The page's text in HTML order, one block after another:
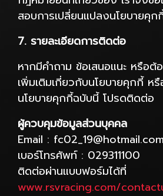
สอบการเปลี่ยนแปลงนโยบายคุก
7. รายละเอียดการติดต่อ
หากมีคำถาม ข้อเสนอแนะ หรือต้
เพิ่มเติมเกี่ยวกับนโยบายคุกกี้ ห
นโยบายคุกกี้ฉบับนี้ โปรดติดต่อ
ผู้ควบคุมข้อมูลส่วนบุคคล
Email : fc02_19@hotmail.com
เบอร์โทรศัพท์ : 029311100
ติดต่อผ่านแบบฟอร์มได้ที่
www.rsvracing.com/